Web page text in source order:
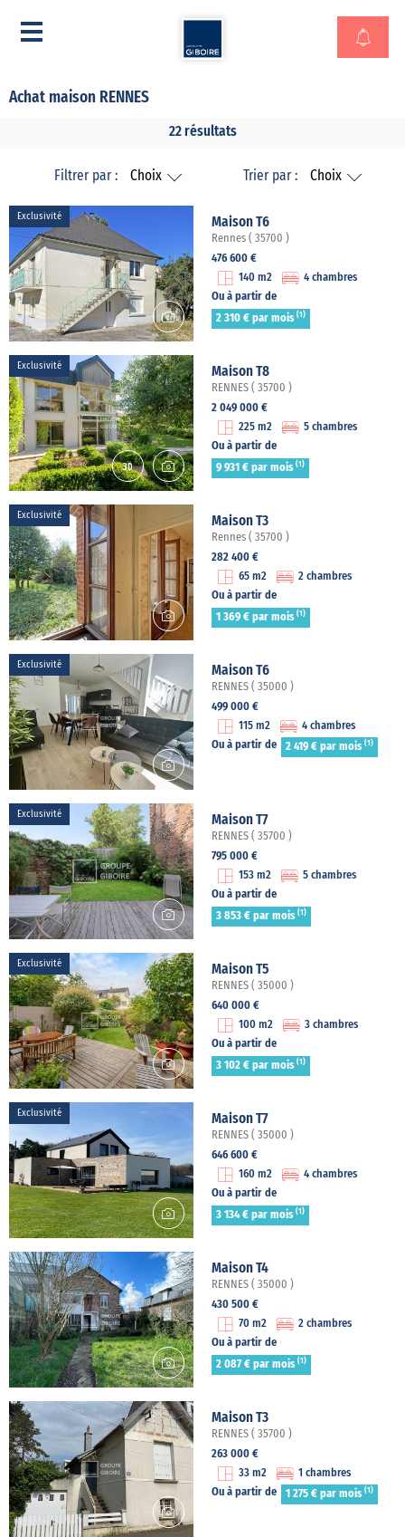
Achat maison RENNES
22 résultats
Filtrer par : Choix Trier par : Choix
Exclusivité Maison T6
Rennes ( 35700 )
476 600 €
140 m2
4 chambres
Ou à partir de
2 310 € par mois (1)
Exclusivité Maison T8
RENNES ( 35700 )
2 049 000 €
225 m2
5 chambres
Ou à partir de
9 931 € par mois (1)
Exclusivité Maison T3
Rennes ( 35700 )
282 400 €
65 m2
2 chambres
Ou à partir de
1 369 € par mois (1)
Exclusivité Maison T6
RENNES ( 35000 )
499 000 €
115 m2
4 chambres
Ou à partir de
2 419 € par mois (1)
Exclusivité Maison T7
RENNES ( 35700 )
795 000 €
153 m2
5 chambres
Ou à partir de
3 853 € par mois (1)
Exclusivité Maison T5
RENNES ( 35000 )
640 000 €
100 m2
3 chambres
Ou à partir de
3 102 € par mois (1)
Exclusivité Maison T7
RENNES ( 35000 )
646 600 €
160 m2
4 chambres
Ou à partir de
3 134 € par mois (1)
Maison T4
RENNES ( 35000 )
430 500 €
70 m2
2 chambres
Ou à partir de
2 087 € par mois (1)
Maison T3
RENNES ( 35700 )
263 000 €
33 m2
1 chambres
Ou à partir de
1 275 € par mois (1)